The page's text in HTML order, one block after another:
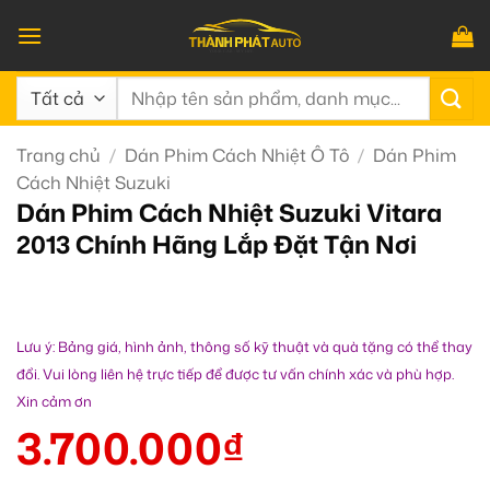
qua
nội
dung
Tìm
Trang chủ / Dán Phim Cách Nhiệt Ô Tô / Dán Phim
Cách Nhiệt Suzuki
Dán Phim Cách Nhiệt Suzuki Vitara
2013 Chính Hãng Lắp Đặt Tận Nơi
Lưu ý: Bảng giá, hình ảnh, thông số kỹ thuật và quà tặng có thể thay
đổi. Vui lòng liên hệ trực tiếp để được tư vấn chính xác và phù hợp.
Xin cảm ơn
3.700.000₫